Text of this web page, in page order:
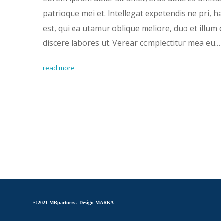
patrioque mei et. Intellegat expetendis ne pri,
est, qui ea utamur oblique meliore, duo et
discere labores ut. Verear complectitur mea
read more
© 2021 MRpartners .Design MARKA